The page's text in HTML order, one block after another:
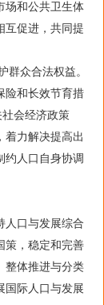
场和公共卫生体
互促进，共同提
众合法权益。
险和长效节育措
会经济政策
着力解决提高出
约人口自身协调
口与发展综合
策，稳定和完善
整体推进与分类
国际人口与发展